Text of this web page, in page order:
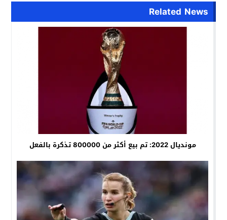
Related News
مونديال 2022: تم بيع أكثر من 800000 تذكرة بالفعل